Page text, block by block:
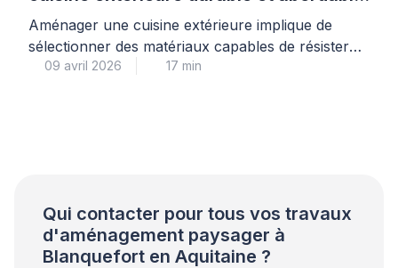
?
Aménager une cuisine extérieure implique de
sélectionner des matériaux capables de résister
aux contraintes climatiques. Le plan de travail doit
09 avril 2026 17 min
Qui contacter pour tous vos travaux
d'aménagement paysager à
Blanquefort en Aquitaine ?